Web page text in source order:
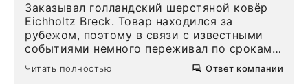
Заказывал голландский шерстяной ковёр
Eichholtz Breck. Товар находился за
рубежом, поэтому в связи с известными
событиями немного переживал по срокам.
Но homeadore привезли ровно в
определенное в договоре время, без
Читать полностью Ответ компании